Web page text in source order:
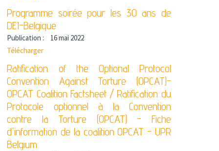
Programme soirée pour les 30 ans de
DEI-Belgique
Publication :
16 mai 2022
Télécharger
Ratification of the Optional Protocol
Convention Against Torture (OPCAT)-
OPCAT Coalition Factsheet / Ratification du
Protocole optionnel à la Convention
contre la Torture (OPCAT) - Fiche
d'information de la coalition OPCAT - UPR
Belgium